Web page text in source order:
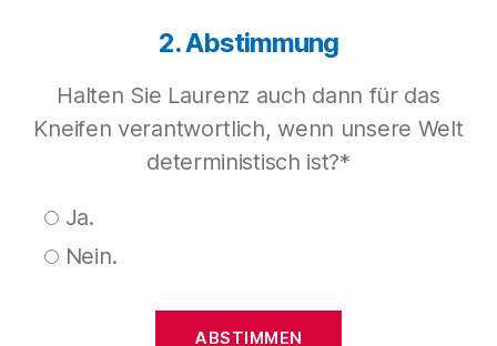
2. Abstimmung
Halten Sie Laurenz auch dann für das
Kneifen verantwortlich, wenn unsere Welt
deterministisch ist?*
Ja.
Nein.